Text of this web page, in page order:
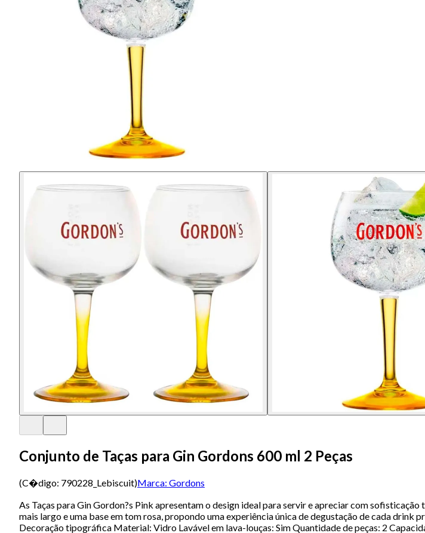
Conjunto de Taças para Gin Gordons 600 ml 2 Peças
(C�digo: 790228_Lebiscuit)Marca: Gordons
As Taças para Gin Gordon?s Pink apresentam o design ideal para servir e apreciar com
mais largo e uma base em tom rosa, propondo uma experiência única de degustação de cada
Decoração tipográfica Material: Vidro Lavável em lava-louças: Sim Quantidade de peças: 2